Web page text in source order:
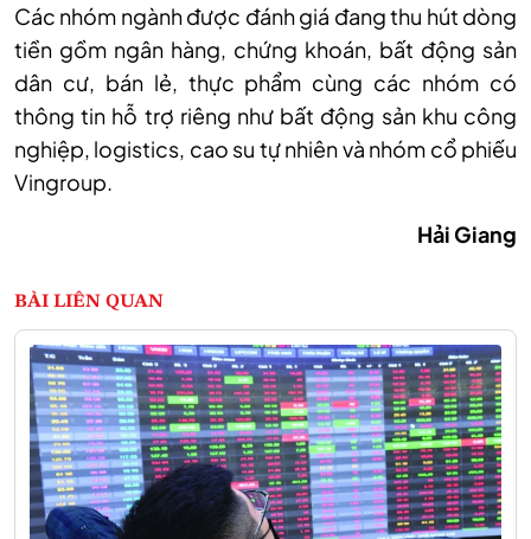
Các nhóm ngành được đánh giá đang thu hút dòng
tiền gồm ngân hàng, chứng khoán, bất động sản
dân cư, bán lẻ, thực phẩm cùng các nhóm có
thông tin hỗ trợ riêng như bất động sản khu công
nghiệp, logistics, cao su tự nhiên và nhóm cổ phiếu
Vingroup.
Hải Giang
BÀI LIÊN QUAN